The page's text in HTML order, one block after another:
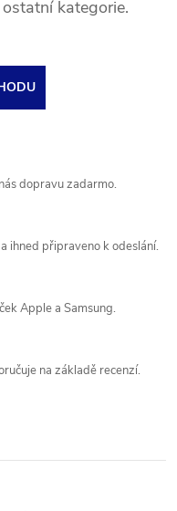
kategorie.
dopravu zadarmo.
ihned připraveno k odeslání.
Apple a Samsung.
na základě recenzí.